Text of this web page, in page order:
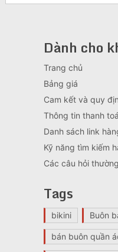
Dành cho
Trang chủ
Bảng giá
Cam kết và quy
Thông tin thanh
Danh sách link
Kỹ năng tìm kiếm
Các câu hỏi
Tags
bikini Buôn
bán buôn quần